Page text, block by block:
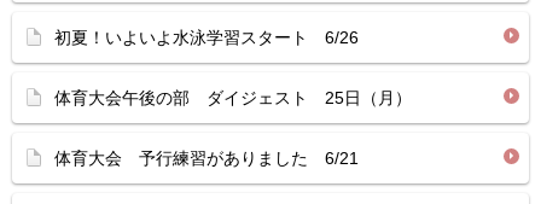
初夏！いよいよ水泳学習スタート 6/26
体育大会午後の部 ダイジェスト 25日（月）
体育大会 予行練習がありました 6/21